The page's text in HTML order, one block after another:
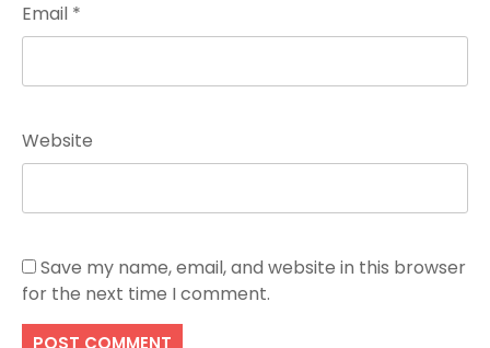
Email *
Website
Save my name, email, and website in this browser
for the next time I comment.